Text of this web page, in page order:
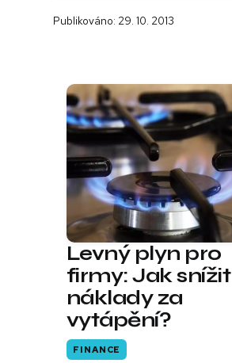
Publikováno: 29. 10. 2013
Levný plyn pro
firmy: Jak snížit
náklady za
vytápění?
FINANCE